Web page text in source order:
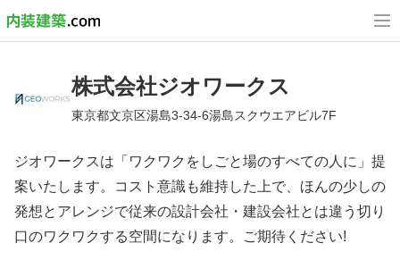
株式会社ジオワークス
東京都文京区湯島3-34-6湯島スクウエアビル7F
ジオワークスは「ワクワクをしごと場のすべての人に」提
案いたします。コスト意識も維持した上で、ほんの少しの
発想とアレンジで従来の設計会社・建設会社とは違う切り
口のワクワクする空間になります。ご期待ください!